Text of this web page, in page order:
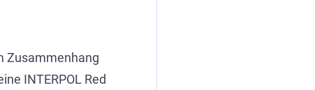
Zusammenhang
INTERPOL Red